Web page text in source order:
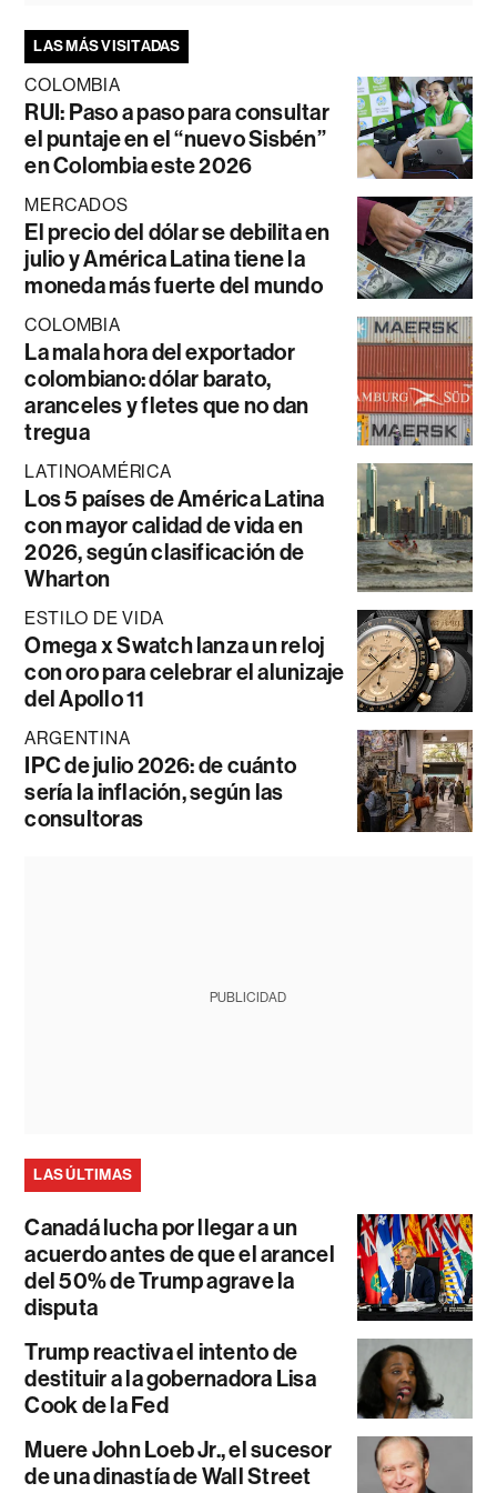
LAS MÁS VISITADAS
COLOMBIA
RUI: Paso a paso para consultar
el puntaje en el “nuevo Sisbén”
en Colombia este 2026
MERCADOS
El precio del dólar se debilita en
julio y América Latina tiene la
moneda más fuerte del mundo
COLOMBIA
La mala hora del exportador
colombiano: dólar barato,
aranceles y fletes que no dan
tregua
LATINOAMÉRICA
Los 5 países de América Latina
con mayor calidad de vida en
2026, según clasificación de
Wharton
ESTILO DE VIDA
Omega x Swatch lanza un reloj
con oro para celebrar el alunizaje
del Apollo 11
ARGENTINA
IPC de julio 2026: de cuánto
sería la inflación, según las
consultoras
PUBLICIDAD
LAS ÚLTIMAS
Canadá lucha por llegar a un
acuerdo antes de que el arancel
del 50% de Trump agrave la
disputa
Trump reactiva el intento de
destituir a la gobernadora Lisa
Cook de la Fed
Muere John Loeb Jr., el sucesor
de una dinastía de Wall Street